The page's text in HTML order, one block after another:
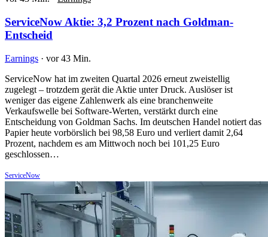
ServiceNow Aktie: 3,2 Prozent nach Goldman-
Entscheid
Earnings · vor 43 Min.
ServiceNow hat im zweiten Quartal 2026 erneut zweistellig
zugelegt – trotzdem gerät die Aktie unter Druck. Auslöser ist
weniger das eigene Zahlenwerk als eine branchenweite
Verkaufswelle bei Software-Werten, verstärkt durch eine
Entscheidung von Goldman Sachs. Im deutschen Handel notiert das
Papier heute vorbörslich bei 98,58 Euro und verliert damit 2,64
Prozent, nachdem es am Mittwoch noch bei 101,25 Euro
geschlossen…
ServiceNow